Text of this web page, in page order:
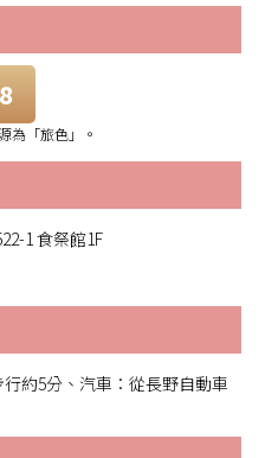
為「旅色」。
1 食祭館1F
約5分、汽車：從長野自動車